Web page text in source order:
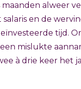
maanden alweer
en de
tijd.
mislukte
à drie keer het